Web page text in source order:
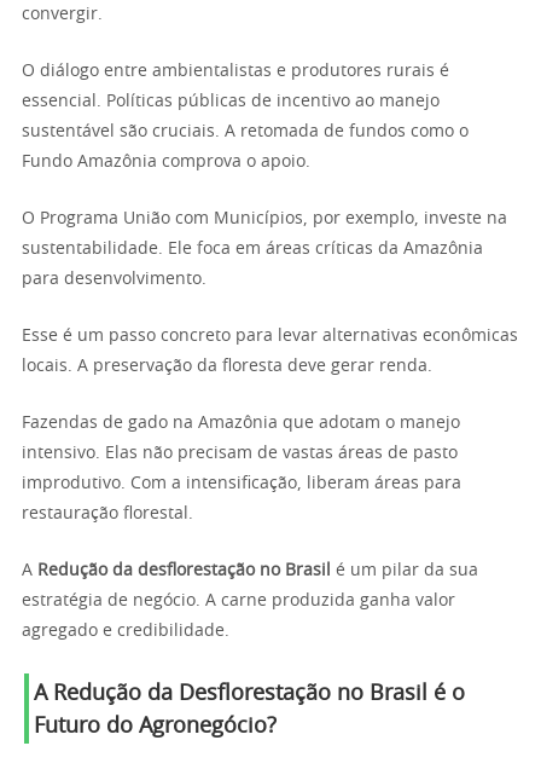
convergir.
O diálogo entre ambientalistas e produtores rurais é
essencial. Políticas públicas de incentivo ao manejo
sustentável são cruciais. A retomada de fundos como o
Fundo Amazônia comprova o apoio.
O Programa União com Municípios, por exemplo, investe na
sustentabilidade. Ele foca em áreas críticas da Amazônia
para desenvolvimento.
Esse é um passo concreto para levar alternativas econômicas
locais. A preservação da floresta deve gerar renda.
Fazendas de gado na Amazônia que adotam o manejo
intensivo. Elas não precisam de vastas áreas de pasto
improdutivo. Com a intensificação, liberam áreas para
restauração florestal.
A Redução da desflorestação no Brasil
é um pilar da sua
estratégia de negócio. A carne produzida ganha valor
agregado e credibilidade.
A Redução da Desflorestação no Brasil é o
Futuro do Agronegócio?